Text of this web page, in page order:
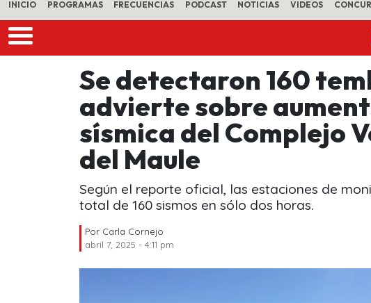
INICIO PROGRAMAS FRECUENCIAS PODCAST NOTICIAS VIDEOS
Se detectaron 160
advierte sobre
sísmica del Complejo
del Maule
Según el reporte oficial, las estaciones de
total de 160 sismos en sólo dos horas.
Por Carla Cornejo
abril 7, 2025 - 4:11 pm